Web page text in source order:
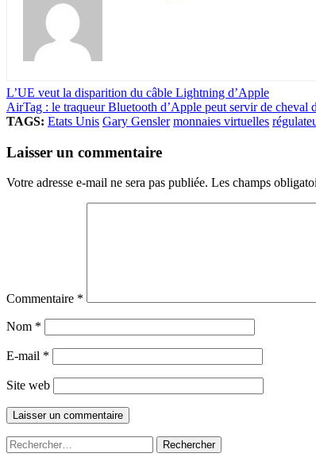
L’UE veut la disparition du câble Lightning d’Apple
AirTag : le traqueur Bluetooth d’Apple peut servir de cheval
TAGS: Etats Unis Gary Gensler monnaies virtuelles
Laisser un commentaire
Votre adresse e-mail ne sera pas publiée. Les champs
Commentaire *
Nom *
E-mail *
Site web
Rechercher :